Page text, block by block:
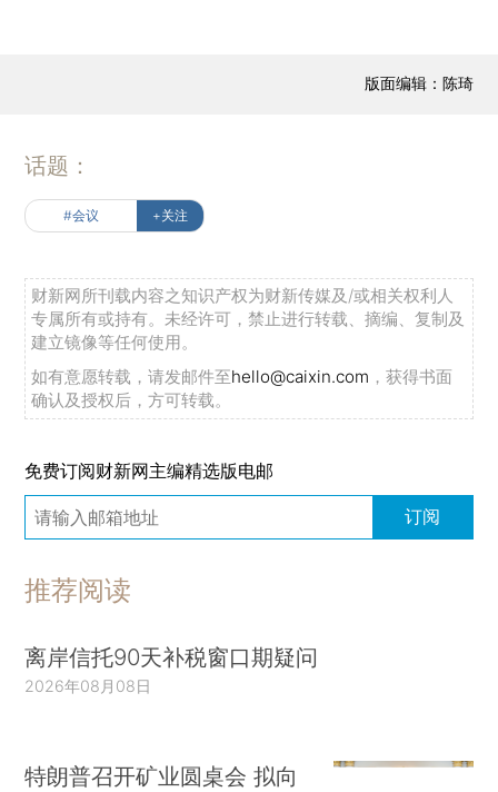
版面编辑：陈琦
话题：
#会议 +关注
财新网所刊载内容之知识产权为财新传媒及/或相关权利人
专属所有或持有。未经许可，禁止进行转载、摘编、复制及
建立镜像等任何使用。
如有意愿转载，请发邮件至hello@caixin.com ，获得书面
确认及授权后，方可转载。
免费订阅财新网主编精选版电邮
订阅
推荐阅读
离岸信托90天补税窗口期疑问
2026年08月08日
特朗普召开矿业圆桌会 拟向